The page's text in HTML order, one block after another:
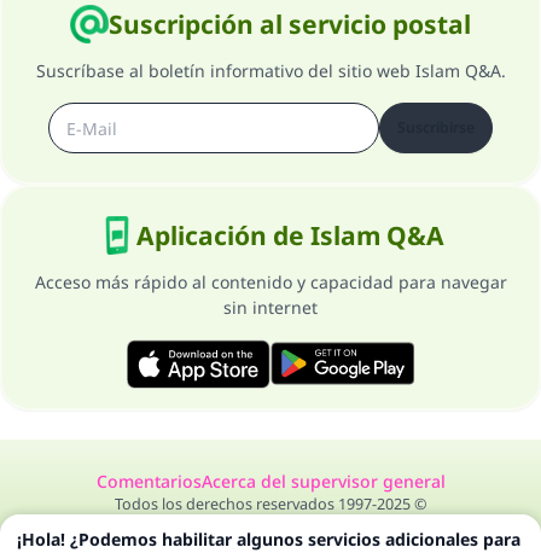
Suscripción al servicio postal
Suscríbase al boletín informativo del sitio web Islam Q&A.
Aplicación de Islam Q&A
Acceso más rápido al contenido y capacidad para navegar
sin internet
ComentariosAcerca del supervisor general
Todos los derechos reservados 1997-2025 ©
¡Hola! ¿Podemos habilitar algunos servicios adicionales para